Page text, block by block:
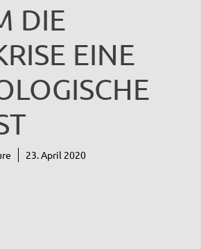
DIE
EINE
23. April 2020